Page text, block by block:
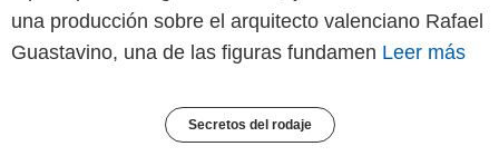
una producción sobre el arquitecto valenciano Rafael
Guastavino, una de las figuras fundamen Leer más
Secretos del rodaje